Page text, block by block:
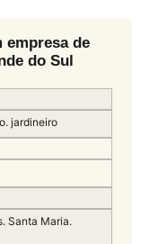
empresa de
do Sul
jardineiro
Santa Maria.